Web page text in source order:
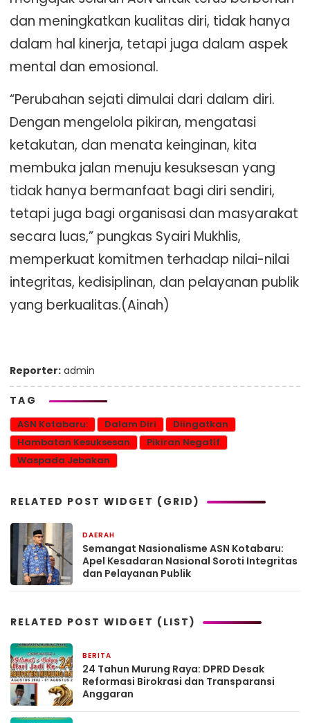
dan meningkatkan kualitas diri, tidak hanya
dalam hal kinerja, tetapi juga dalam aspek
mental dan emosional.
“Perubahan sejati dimulai dari dalam diri.
Dengan mengelola pikiran, mengatasi
ketakutan, dan menata keinginan, kita
membuka jalan menuju kesuksesan yang
tidak hanya bermanfaat bagi diri sendiri,
tetapi juga bagi organisasi dan masyarakat
secara luas,” pungkas Syairi Mukhlis,
memperkuat komitmen terhadap nilai-nilai
integritas, kedisiplinan, dan pelayanan publik
yang berkualitas.(Ainah)
Reporter: admin
TAG
ASN Kotabaru: Dalam Diri
Diingatkan
Hambatan Kesuksesan
Pikiran Negatif
Waspada Jebakan
RELATED POST WIDGET (GRID)
DAERAH
Semangat Nasionalisme ASN Kotabaru:
Apel Kesadaran Nasional Soroti Integritas
dan Pelayanan Publik
RELATED POST WIDGET (LIST)
BERITA
24 Tahun Murung Raya: DPRD Desak
Reformasi Birokrasi dan Transparansi
Anggaran